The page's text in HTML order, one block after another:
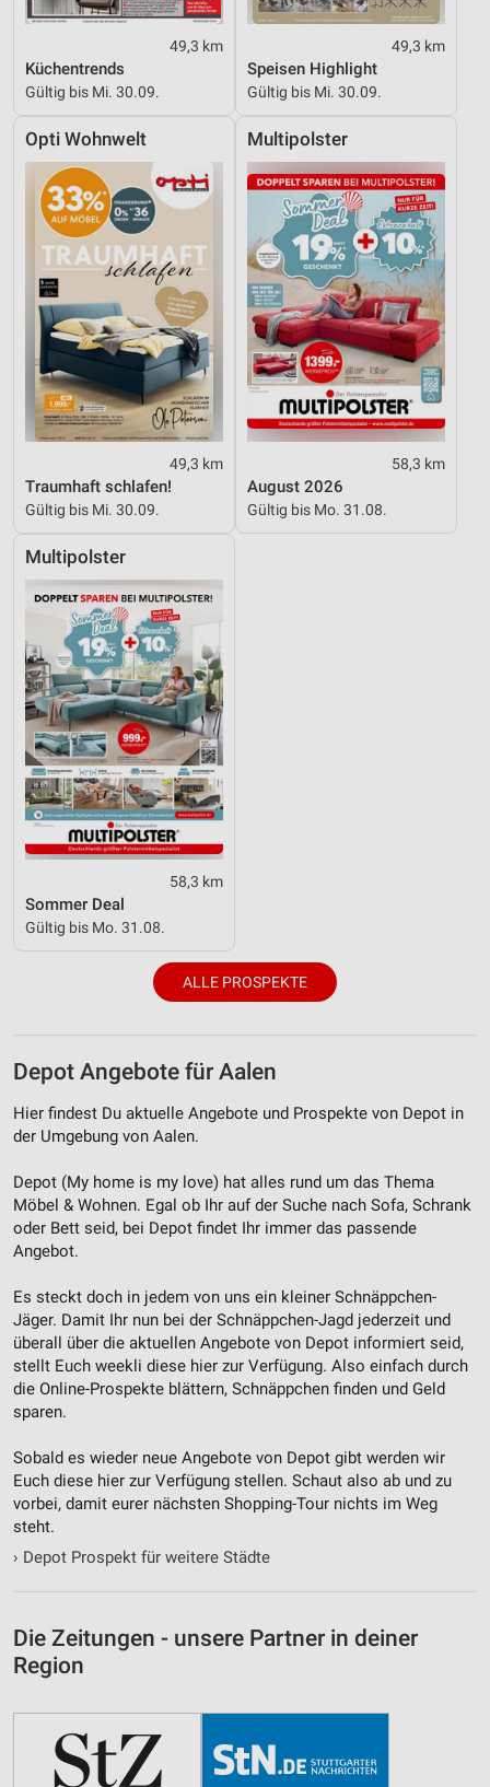
49,3 km
Küchentrends
Gültig bis Mi. 30.09.
49,3 km
Speisen Highlight
Gültig bis Mi. 30.09.
Opti Wohnwelt
49,3 km
Traumhaft schlafen!
Gültig bis Mi. 30.09.
Multipolster
58,3 km
August 2026
Gültig bis Mo. 31.08.
Multipolster
58,3 km
Sommer Deal
Gültig bis Mo. 31.08.
ALLE PROSPEKTE
Depot Angebote für Aalen
Hier findest Du aktuelle Angebote und Prospekte von Depot in
der Umgebung von Aalen.
Depot (My home is my love) hat alles rund um das Thema
Möbel & Wohnen. Egal ob Ihr auf der Suche nach Sofa, Schrank
oder Bett seid, bei Depot findet Ihr immer das passende
Angebot.
Es steckt doch in jedem von uns ein kleiner Schnäppchen-
Jäger. Damit Ihr nun bei der Schnäppchen-Jagd jederzeit und
überall über die aktuellen Angebote von Depot informiert seid,
stellt Euch weekli diese hier zur Verfügung. Also einfach durch
die Online-Prospekte blättern, Schnäppchen finden und Geld
sparen.
Sobald es wieder neue Angebote von Depot gibt werden wir
Euch diese hier zur Verfügung stellen. Schaut also ab und zu
vorbei, damit eurer nächsten Shopping-Tour nichts im Weg
steht.
› Depot Prospekt für weitere Städte
Die Zeitungen - unsere Partner in deiner
Region